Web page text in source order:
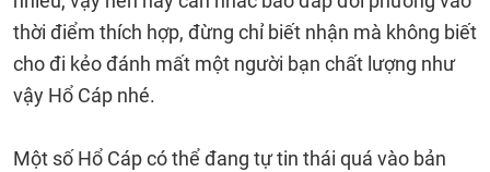
thời điểm thích hợp, đừng chỉ biết nhận mà không biết
cho đi kẻo đánh mất một người bạn chất lượng như
vậy Hổ Cáp nhé.
Một số Hổ Cáp có thể đang tự tin thái quá vào bản